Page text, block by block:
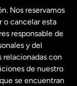
Nos reservamos
o cancelar esta
responsable de
y del
con
de nuestro
se encuentran